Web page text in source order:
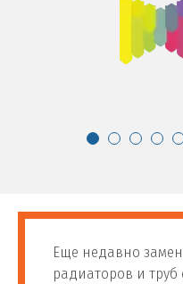
Еще недавно
радиаторов и